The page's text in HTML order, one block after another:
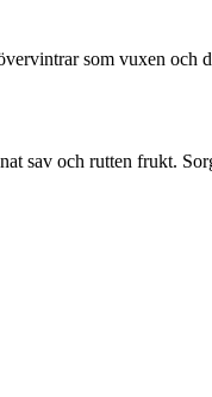
som vuxen och
sav och rutten frukt.